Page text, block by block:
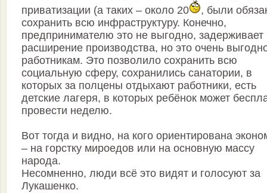
приватизации (а таких – около 20
, были
сохранить всю инфраструктуру. Конечно,
предпринимателю это не выгодно, задерживает
расширение производства, но это очень
работникам. Это позволило сохранить всю
социальную сферу, сохранились санатории, в
которых за полцены отдыхают работники, есть
детские лагеря, в которых ребёнок может
провести неделю.
Вот тогда и видно, на кого ориентирована
– на горстку мироедов или на основную массу
народа.
Несомненно, люди всё это видят и голосуют за
Лукашенко.